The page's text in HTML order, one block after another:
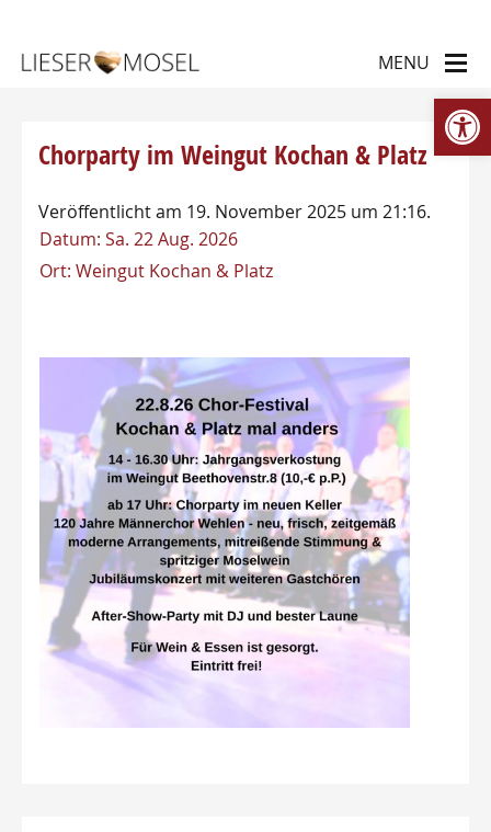
Chorparty im Weingut Kochan & Platz
Veröffentlicht am 19. November 2025 um 21:16.
Datum: Sa. 22 Aug. 2026
Ort: Weingut Kochan & Platz